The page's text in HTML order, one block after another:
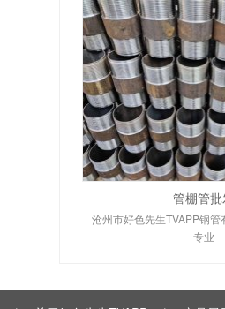
管棚管
沧州市好色先生TVAPP钢
专业